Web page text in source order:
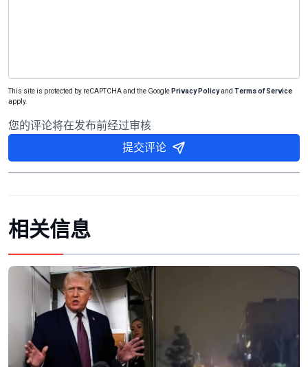
This site is protected by reCAPTCHA and the Google Privacy Policyand Terms of Service
apply.
您的评论将在发布前经过审核
提交评论
相关信息